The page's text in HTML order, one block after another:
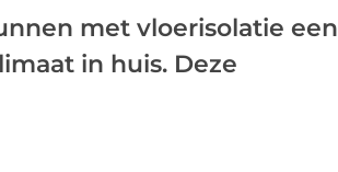
met vloerisolatie een
in huis. Deze